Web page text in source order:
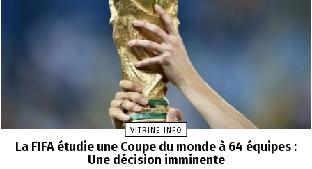
VITRINE INFO
La FIFA étudie une Coupe du monde à 64 équipes :
Une décision imminente